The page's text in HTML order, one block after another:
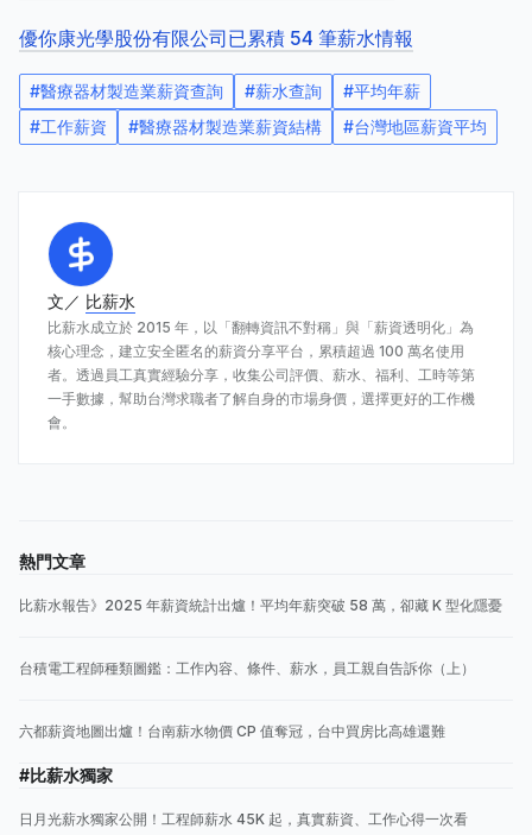
優你康光學股份有限公司已累積 54 筆薪水情報
#醫療器材製造業薪資查詢 #薪水查詢 #平均年薪
#工作薪資 #醫療器材製造業薪資結構 #台灣地區薪資平均
文／ 比薪水
比薪水成立於 2015 年，以「翻轉資訊不對稱」與「薪資透明化」為
核心理念，建立安全匿名的薪資分享平台，累積超過 100 萬名使用
者。透過員工真實經驗分享，收集公司評價、薪水、福利、工時等第
一手數據，幫助台灣求職者了解自身的市場身價，選擇更好的工作機
會。
熱門文章
比薪水報告》2025 年薪資統計出爐！平均年薪突破 58 萬，卻藏 K 型化隱憂
台積電工程師種類圖鑑：工作內容、條件、薪水，員工親自告訴你（上）
六都薪資地圖出爐！台南薪水物價 CP 值奪冠，台中買房比高雄還難
#比薪水獨家
日月光薪水獨家公開！工程師薪水 45K 起，真實薪資、工作心得一次看